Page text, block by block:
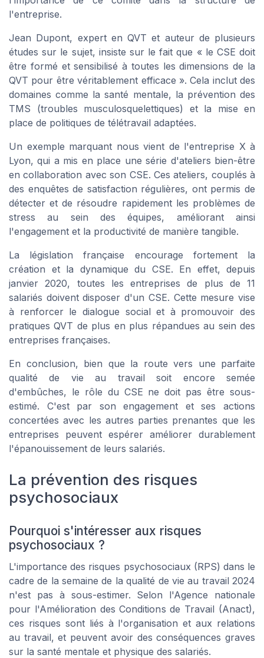
l'entreprise.
Jean Dupont, expert en QVT et auteur de plusieurs
études sur le sujet, insiste sur le fait que « le CSE doit
être formé et sensibilisé à toutes les dimensions de la
QVT pour être véritablement efficace ». Cela inclut des
domaines comme la santé mentale, la prévention des
TMS (troubles musculosquelettiques) et la mise en
place de politiques de télétravail adaptées.
Un exemple marquant nous vient de l'entreprise X à
Lyon, qui a mis en place une série d'ateliers bien-être
en collaboration avec son CSE. Ces ateliers, couplés à
des enquêtes de satisfaction régulières, ont permis de
détecter et de résoudre rapidement les problèmes de
stress au sein des équipes, améliorant ainsi
l'engagement et la productivité de manière tangible.
La législation française encourage fortement la
création et la dynamique du CSE. En effet, depuis
janvier 2020, toutes les entreprises de plus de 11
salariés doivent disposer d'un CSE. Cette mesure vise
à renforcer le dialogue social et à promouvoir des
pratiques QVT de plus en plus répandues au sein des
entreprises françaises.
En conclusion, bien que la route vers une parfaite
qualité de vie au travail soit encore semée
d'embûches, le rôle du CSE ne doit pas être sous-
estimé. C'est par son engagement et ses actions
concertées avec les autres parties prenantes que les
entreprises peuvent espérer améliorer durablement
l'épanouissement de leurs salariés.
La prévention des risques
psychosociaux
Pourquoi s'intéresser aux risques
psychosociaux ?
L'importance des risques psychosociaux (RPS) dans le
cadre de la semaine de la qualité de vie au travail 2024
n'est pas à sous-estimer. Selon l'Agence nationale
pour l'Amélioration des Conditions de Travail (Anact),
ces risques sont liés à l'organisation et aux relations
au travail, et peuvent avoir des conséquences graves
sur la santé mentale et physique des salariés.